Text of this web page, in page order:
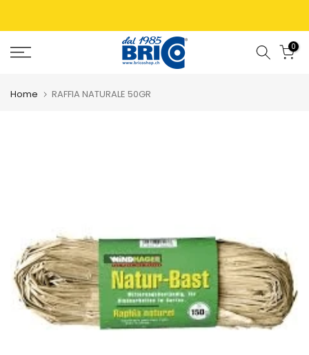
0
Home RAFFIA NATURALE 50GR